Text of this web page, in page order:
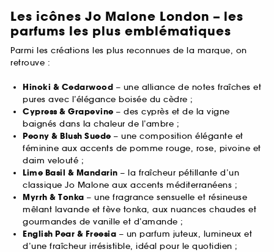
Les icônes Jo Malone London – les
parfums les plus emblématiques
Parmi les créations les plus reconnues de la marque, on
retrouve :
Hinoki & Cedarwood – une alliance de notes fraîches et
pures avec l’élégance boisée du cèdre ;
Cypress & Grapevine – des cyprès et de la vigne
baignés dans la chaleur de l’ambre ;
Peony & Blush Suede – une composition élégante et
féminine aux accents de pomme rouge, rose, pivoine et
daim velouté ;
Lime Basil & Mandarin – la fraîcheur pétillante d’un
classique Jo Malone aux accents méditerranéens ;
Myrrh & Tonka – une fragrance sensuelle et résineuse
mêlant lavande et fève tonka, aux nuances chaudes et
gourmandes de vanille et d’amande ;
English Pear & Freesia – un parfum juteux, lumineux et
d’une fraîcheur irrésistible, idéal pour le quotidien ;